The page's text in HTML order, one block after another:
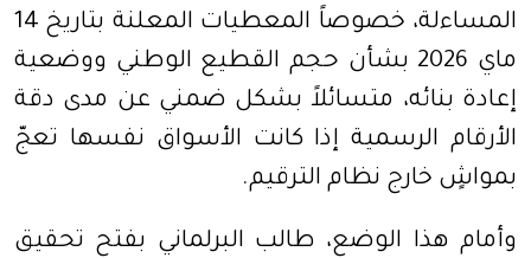
المساءلة، خصوصاً المعطيات المعلنة بتاريخ 14
ماي 2026 بشأن حجم القطيع الوطني ووضعية
إعادة بنائه، متسائلاً بشكل ضمني عن مدى دقة
الأرقام الرسمية إذا كانت الأسواق نفسها تعجّ
بمواشٍ خارج نظام الترقيم.
وأمام هذا الوضع، طالب البرلماني بفتح تحقيق